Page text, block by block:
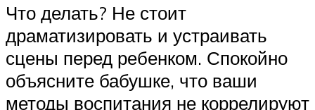
Что делать? Не стоит
драматизировать и устраивать
сцены перед ребенком. Спокойно
объясните бабушке, что ваши
методы воспитания не коррелируют